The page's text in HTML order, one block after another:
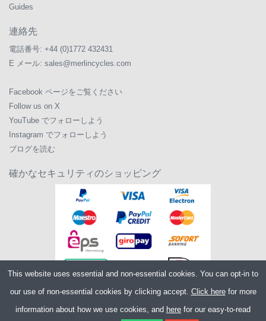
Guides
連絡先
電話番号: +44 (0)1772 432431
E メール: sales@merlincycles.com
Facebook ページをご覧ください
Follow us on X
YouTube でフォローしよう
Instagram でフォローしよう
ブログを読む
確かなセキュリティのショッピング
Merlin Cycles Ltd., Unit A4 Buckshaw Link, Ordnance Road,
This website uses essential and non-essential cookies. You can opt-in to
our use of non-essential cookies by clicking accept. Click herefor more
information about how we use cookies, and here for our easy-to-read